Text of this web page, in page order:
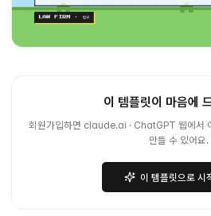
이 템플릿이 마음에
회원가입하면 claude.ai · ChatGPT 웹에서
만들 수 있어요.
이 템플릿으로 시